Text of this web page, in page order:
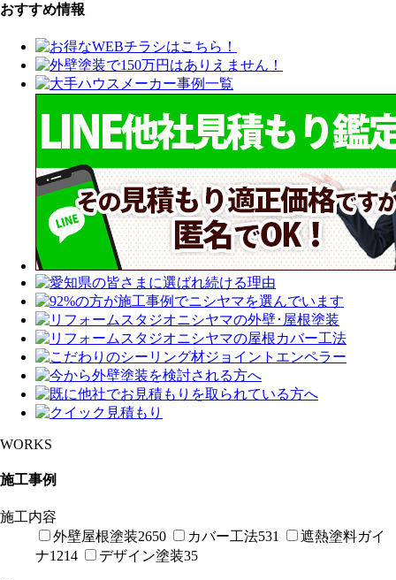
おすすめ情報
WORKS
施工事例
施工内容
外壁屋根塗装2650 カバー工法531
遮熱塗料ガイ
ナ1214 デザイン塗装35